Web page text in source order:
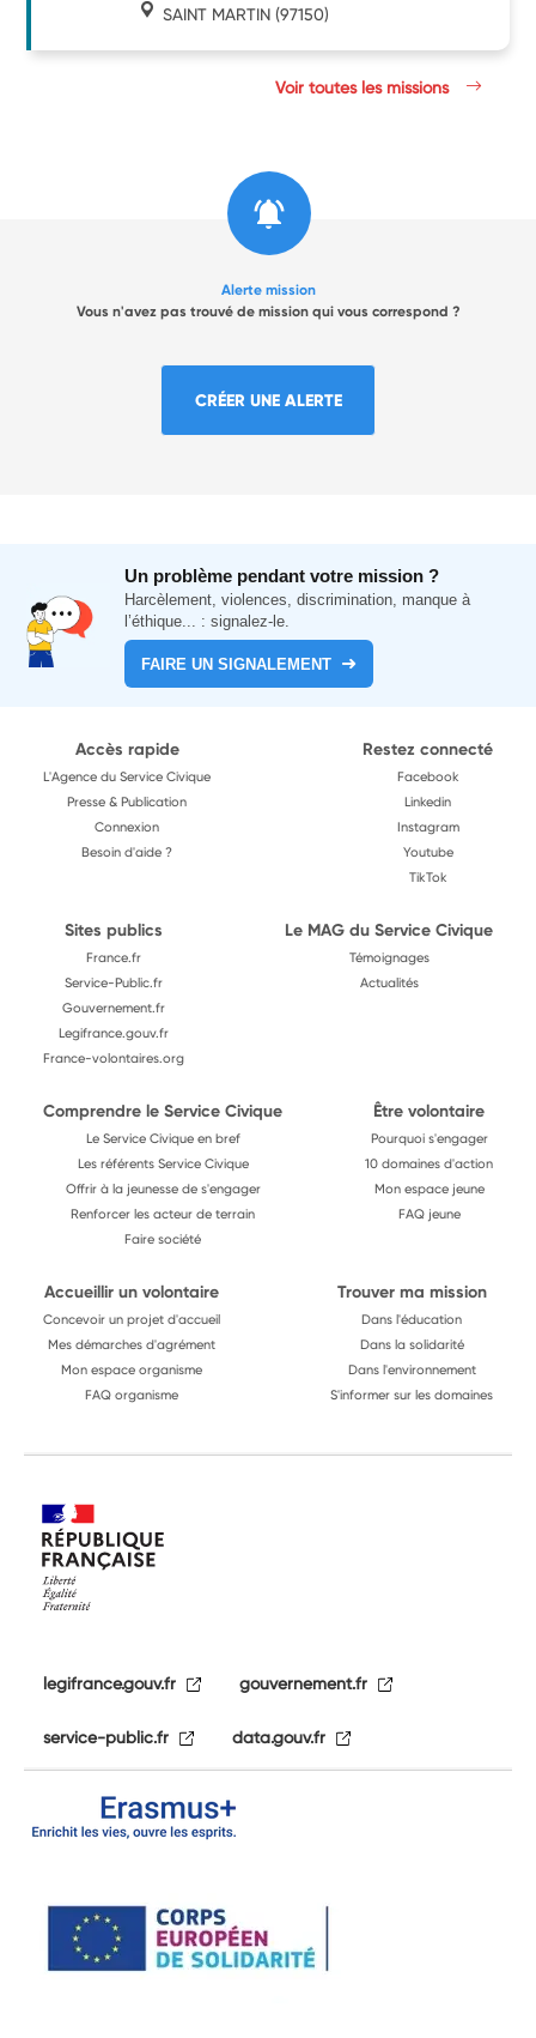
SAINT MARTIN (97150)
Voir toutes les missions
Alerte mission
Vous n'avez pas trouvé de mission qui vous correspond ?
CRÉER UNE ALERTE
Un problème pendant votre mission ?
Harcèlement, violences, discrimination, manque à
l’éthique... : signalez-le.
FAIRE UN SIGNALEMENT
Accès rapide
L'Agence du Service Civique
Presse & Publication
Connexion
Besoin d'aide ?
Restez connecté
Facebook
Linkedin
Instagram
Youtube
TikTok
Sites publics
France.fr
Service-Public.fr
Gouvernement.fr
Legifrance.gouv.fr
France-volontaires.org
Le MAG du Service Civique
Témoignages
Actualités
Comprendre le Service Civique
Le Service Civique en bref
Les référents Service Civique
Offrir à la jeunesse de s'engager
Renforcer les acteur de terrain
Faire société
Être volontaire
Pourquoi s'engager
10 domaines d'action
Mon espace jeune
FAQ jeune
Accueillir un volontaire
Concevoir un projet d'accueil
Mes démarches d'agrément
Mon espace organisme
FAQ organisme
Trouver ma mission
Dans l'éducation
Dans la solidarité
Dans l'environnement
S'informer sur les domaines
legifrance.gouv.fr gouvernement.fr
service-public.fr data.gouv.fr